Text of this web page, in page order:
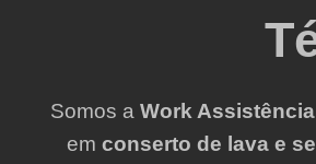
Somos a Work
emconserto de lava e